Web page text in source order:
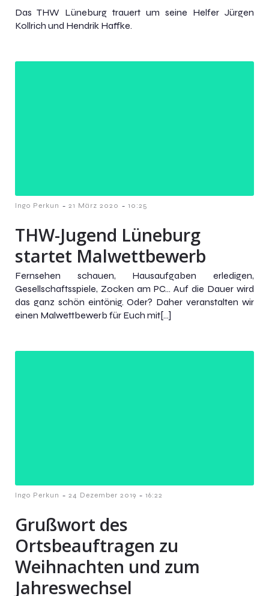
Das THW Lüneburg trauert um seine Helfer Jürgen
Kollrich und Hendrik Haffke.
Ingo Perkun - 21 März 2020 - 10:25
THW-Jugend Lüneburg
startet Malwettbewerb
Fernsehen schauen, Hausaufgaben erledigen,
Gesellschaftsspiele, Zocken am PC… Auf die Dauer wird
das ganz schön eintönig. Oder? Daher veranstalten wir
einen Malwettbewerb für Euch mit[…]
Ingo Perkun - 24 Dezember 2019 - 16:22
Grußwort des
Ortsbeauftragen zu
Weihnachten und zum
Jahreswechsel